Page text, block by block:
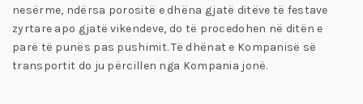
nesërme, ndërsa porositë e dhëna gjatë ditëve të festave
zyrtare apo gjatë vikendeve, do të procedohen në ditën e
parë të punës pas pushimit. Të dhënat e Kompanisë së
transportit do ju përcillen nga Kompania jonë.